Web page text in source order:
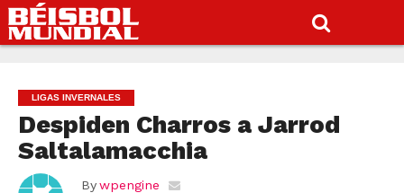
LIGAS INVERNALES
Despiden Charros a Jarrod
Saltalamacchia
By wpengine